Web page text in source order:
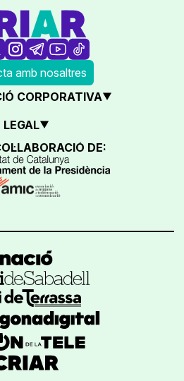
amb nosaltres
CORPORATIVA
LEGAL
DE: